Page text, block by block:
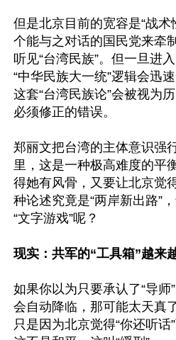
但是北京目前的宽容是“战术
个能与之对话的国民党来牵
听见“台湾民族”。但一旦进
“中华民族大一统”逻辑会迅
这套“台湾民族论”会被视为
必须修正的错误。
郑丽文把台湾的主体意识强
里，这是一种极高难度的
得她有风骨，又要让北京觉
种论述究竟是“两岸新出路”
“文字游戏”呢？
现实：共军的“工具箱”越来
如果你以为只要承认了“导师
会自动降临，那可能太天真
只是因为北京觉得“你还听